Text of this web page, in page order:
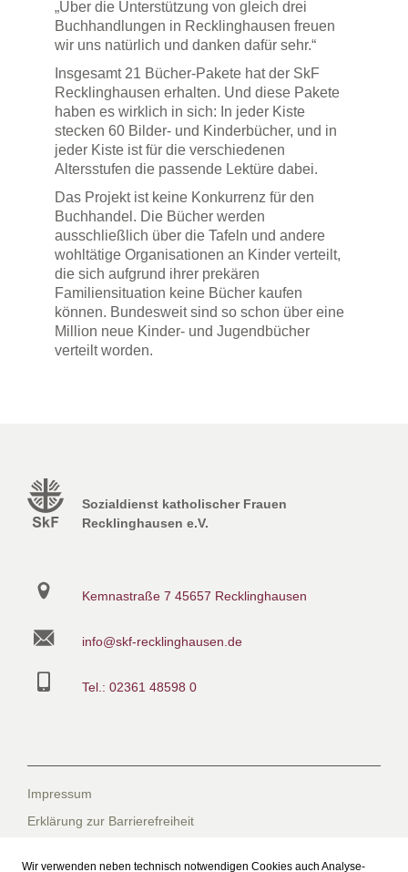
Wir verwenden neben technisch notwendigen Cookies auch Analyse-
„Über die Unterstützung von gleich drei
Buchhandlungen in Recklinghausen freuen
wir uns natürlich und danken dafür sehr.“
Insgesamt 21 Bücher-Pakete hat der SkF
Recklinghausen erhalten. Und diese Pakete
haben es wirklich in sich: In jeder Kiste
stecken 60 Bilder- und Kinderbücher, und in
jeder Kiste ist für die verschiedenen
Altersstufen die passende Lektüre dabei.
Das Projekt ist keine Konkurrenz für den
Buchhandel. Die Bücher werden
ausschließlich über die Tafeln und andere
wohltätige Organisationen an Kinder verteilt,
die sich aufgrund ihrer prekären
Familiensituation keine Bücher kaufen
können. Bundesweit sind so schon über eine
Million neue Kinder- und Jugendbücher
verteilt worden.
Sozialdienst katholischer Frauen
Recklinghausen e.V.
Kemnastraße 7 45657 Recklinghausen
info@skf-recklinghausen.de
Tel.: 02361 48598 0
Impressum
Erklärung zur Barrierefreiheit